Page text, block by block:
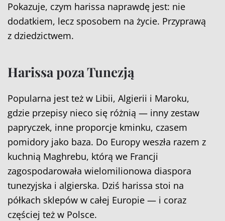
Pokazuje, czym harissa naprawdę jest: nie
dodatkiem, lecz sposobem na życie. Przyprawą
z dziedzictwem.
Harissa poza Tunezją
Popularna jest też w Libii, Algierii i Maroku,
gdzie przepisy nieco się różnią — inny zestaw
papryczek, inne proporcje kminku, czasem
pomidory jako baza. Do Europy weszła razem z
kuchnią Maghrebu, którą we Francji
zagospodarowała wielomilionowa diaspora
tunezyjska i algierska. Dziś harissa stoi na
półkach sklepów w całej Europie — i coraz
częściej też w Polsce.